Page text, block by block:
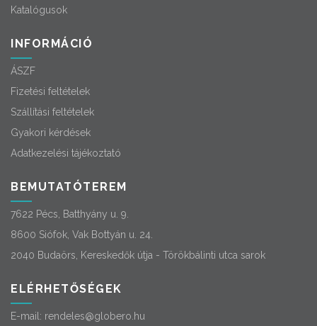
Katalógusok
INFORMÁCIÓ
ÁSZF
Fizetési feltételek
Szállítási feltételek
Gyakori kérdések
Adatkezelési tájékoztató
BEMUTATÓTEREM
7622 Pécs, Batthyány u. 9.
8600 Siófok, Vak Bottyán u. 24.
2040 Budaörs, Kereskedők útja - Törökbálinti utca sarok
ELÉRHETŐSÉGEK
E-mail: rendeles@globero.hu